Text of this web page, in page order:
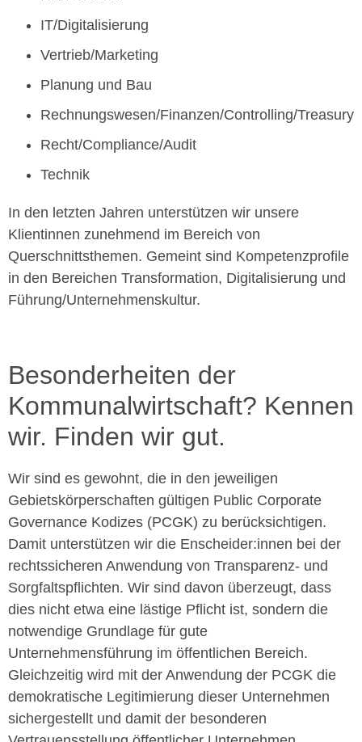
IT/Digitalisierung
Vertrieb/Marketing
Planung und Bau
Rechnungswesen/Finanzen/Controlling/Treasury
Recht/Compliance/Audit
Technik
In den letzten Jahren unterstützen wir unsere
Klientinnen zunehmend im Bereich von
Querschnittsthemen. Gemeint sind Kompetenzprofile
in den Bereichen Transformation, Digitalisierung und
Führung/Unternehmenskultur.
Besonderheiten der
Kommunalwirtschaft? Kennen
wir. Finden wir gut.
Wir sind es gewohnt, die in den jeweiligen
Gebietskörperschaften gültigen Public Corporate
Governance Kodizes (PCGK) zu berücksichtigen.
Damit unterstützen wir die Enscheider:innen bei der
rechtssicheren Anwendung von Transparenz- und
Sorgfaltspflichten. Wir sind davon überzeugt, dass
dies nicht etwa eine lästige Pflicht ist, sondern die
notwendige Grundlage für gute
Unternehmensführung im öffentlichen Bereich.
Gleichzeitig wird mit der Anwendung der PCGK die
demokratische Legitimierung dieser Unternehmen
sichergestellt und damit der besonderen